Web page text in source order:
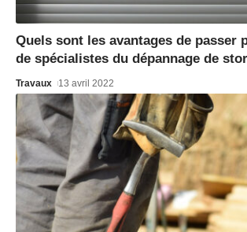
Quels sont les avantages de passer
de spécialistes du dépannage de
Travaux 13 avril 2022